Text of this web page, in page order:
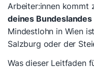
Arbeiter:innen kommt
deines Bundeslandes
Mindestlohn in Wien
Salzburg oder der
Was dieser Leitfaden